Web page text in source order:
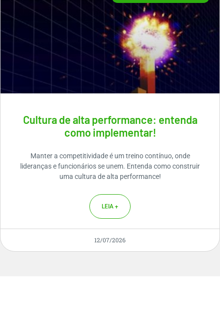
Cultura de alta performance: entenda
como implementar!
Manter a competitividade é um treino contínuo, onde
lideranças e funcionários se unem. Entenda como construir
uma cultura de alta performance!
LEIA +
12/07/2026